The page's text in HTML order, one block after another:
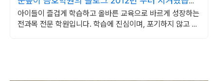
다
아이들이 즐겁게 학습하고 올바른 교육으로 바르게 성장하는
전과목 전문 학원입니다. 학습에 진심이며, 포기하지 않고 끌